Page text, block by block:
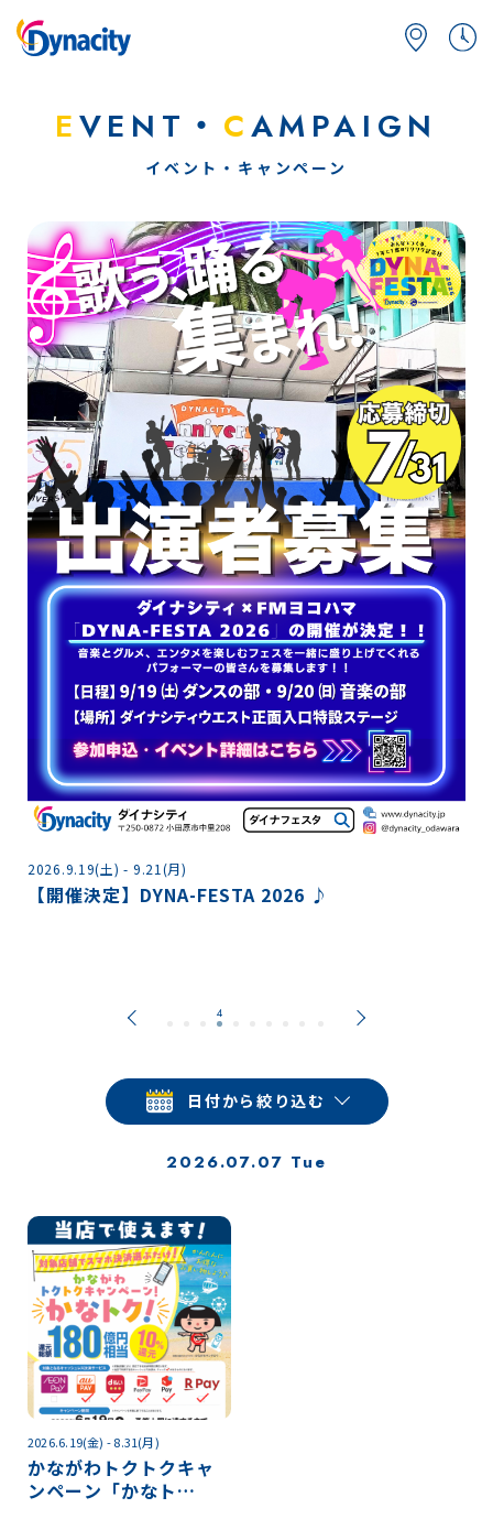
EVENT・ CAMPAIGN
イベント・キャンペーン
2026.9.19(土) - 9.21(月)
【開催決定】DYNA-FESTA 2026 ♪
日付から絞り込む
2026.07.07 Tue
2026.6.19(金) - 8.31(月)
かながわトクトクキャ
ンペーン「かなト